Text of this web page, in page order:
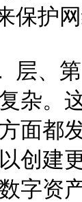
护网
层、
杂。
面都
创建
字资